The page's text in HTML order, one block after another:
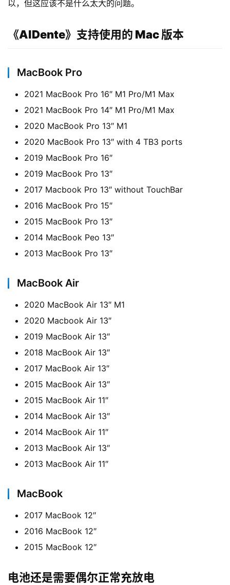
以，但这应该不是什么太大的问题。
《AlDente》支持使用的 Mac 版本
MacBook Pro
2021 MacBook Pro 16″ M1 Pro/M1 Max
2021 MacBook Pro 14″ M1 Pro/M1 Max
2020 MacBook Pro 13″ M1
2020 MacBook Pro 13″ with 4 TB3 ports
2019 MacBook Pro 16″
2019 MacBook Pro 13″
2017 Macbook Pro 13″ without TouchBar
2016 MacBook Pro 15″
2015 MacBook Pro 13″
2014 MacBook Peo 13″
2013 MacBook Pro 13″
MacBook Air
2020 MacBook Air 13″ M1
2020 Macbook Air 13″
2019 MacBook Air 13″
2018 MacBook Air 13″
2017 MacBook Air 13″
2015 MacBook Air 13″
2015 MacBook Air 11″
2014 MacBook Air 13″
2014 MacBook Air 11″
2013 MacBook Air 13″
2013 MacBook Air 11″
MacBook
2017 MacBook 12″
2016 MacBook 12″
2015 MacBook 12″
电池还是需要偶尔正常充放电